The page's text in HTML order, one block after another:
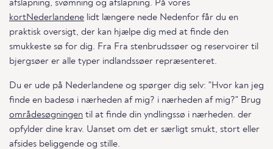
afslapning, svømning og afslapning. På vores
kortNederlandene lidt længere nede Nedenfor får du en
praktisk oversigt, der kan hjælpe dig med at finde den
smukkeste sø for dig. Fra Fra stenbrudssøer og reservoirer til
bjergsøer er alle typer indlandssøer repræsenteret.
Du er ude på Nederlandene og spørger dig selv: "Hvor kan jeg
finde en badesø i nærheden af mig? i nærheden af mig?" Brug
områdesøgningen til at finde din yndlingssø i nærheden. der
opfylder dine krav. Uanset om det er særligt smukt, stort eller
afsides beliggende og stille.